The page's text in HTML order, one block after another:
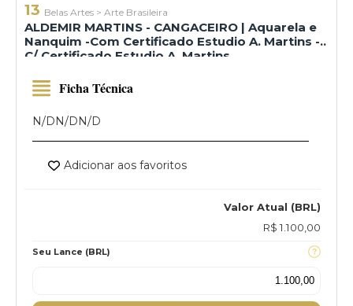
13 Belas Artes > Arte Brasileira
ALDEMIR MARTINS - CANGACEIRO | Aquarela e
Nanquim -Com Certificado Estudio A. Martins -
C/ Certificado Estudio A. Martins
Valor Atual (BRL)
R$ 1.100,00
Seu Lance (BRL)
Ficha Técnica
N/DN/DN/D
Adicionar aos favoritos